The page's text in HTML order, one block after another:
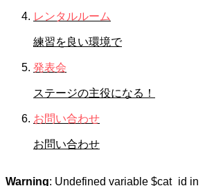
レンタルルーム
練習を良い環境で
発表会
ステージの主役になる！
お問い合わせ
お問い合わせ
Warning: Undefined variable $cat_id in